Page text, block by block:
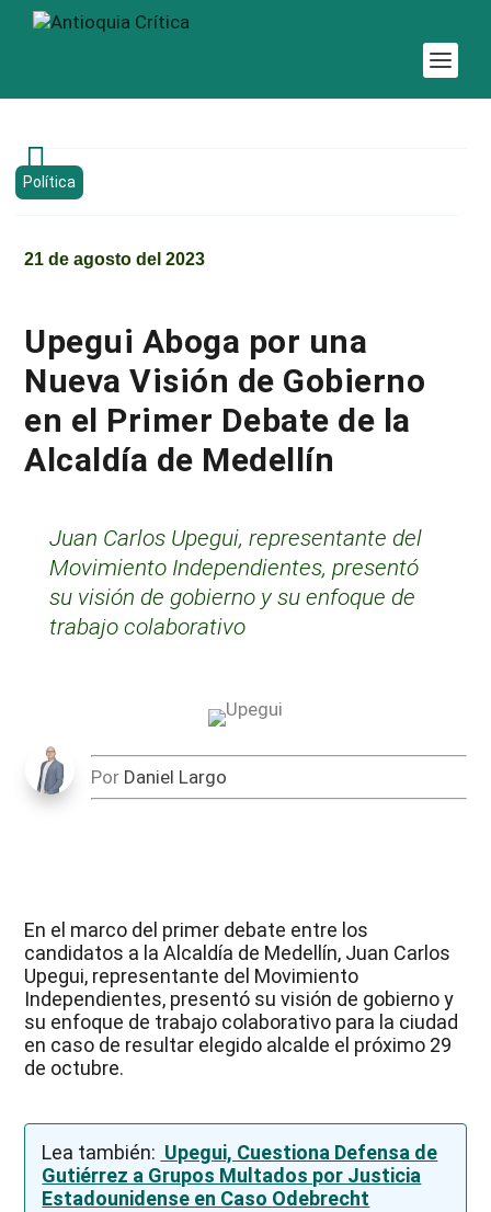

Política
21 de agosto del 2023
Upegui Aboga por una
Nueva Visión de Gobierno
en el Primer Debate de la
Alcaldía de Medellín
Juan Carlos Upegui, representante del
Movimiento Independientes, presentó
su visión de gobierno y su enfoque de
trabajo colaborativo
Por Daniel Largo
En el marco del primer debate entre los
candidatos a la Alcaldía de Medellín, Juan Carlos
Upegui, representante del Movimiento
Independientes, presentó su visión de gobierno y
su enfoque de trabajo colaborativo para la ciudad
en caso de resultar elegido alcalde el próximo 29
de octubre.
Lea también: Upegui, Cuestiona Defensa de
Gutiérrez a Grupos Multados por Justicia
Estadounidense en Caso Odebrecht